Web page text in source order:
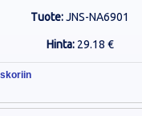
Tuote:JNS-NA6901
Hinta: 29.18 €